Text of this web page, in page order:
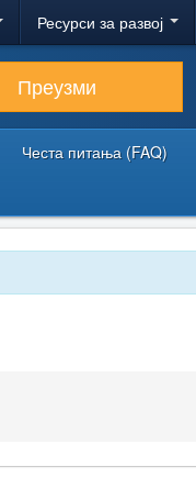
Ресурси за развој
Преузми
Честа питања (FAQ)